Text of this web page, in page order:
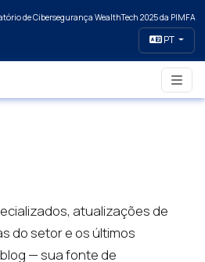
de Cibersegurança WealthTech 2025 da PIMFA
PT
atualizações de
do setor e os últimos
— sua fonte de